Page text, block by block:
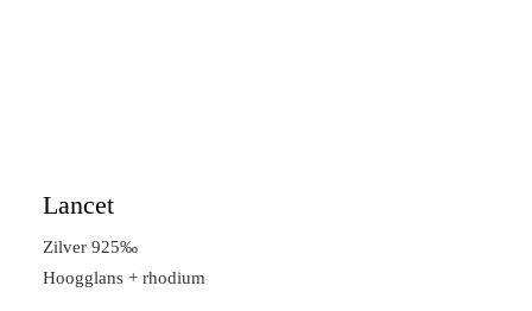
Lancet
Zilver 925‰
Hoogglans + rhodium